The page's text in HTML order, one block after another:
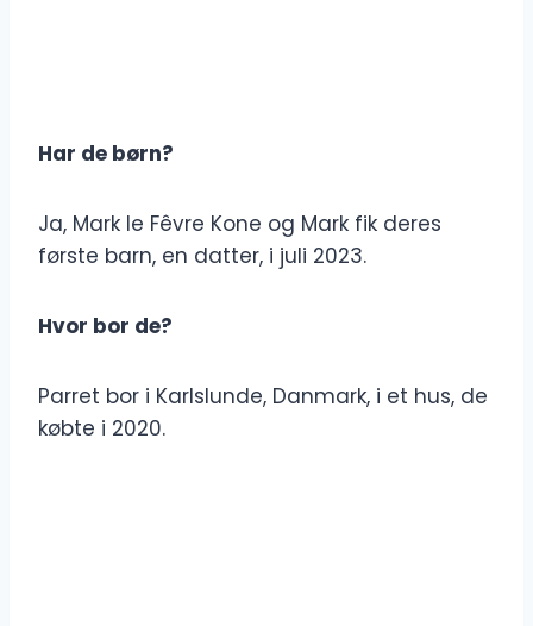
Har de børn?
Ja, Mark le Fêvre Kone og Mark fik deres
første barn, en datter, i juli 2023.
Hvor bor de?
Parret bor i Karlslunde, Danmark, i et hus, de
købte i 2020.